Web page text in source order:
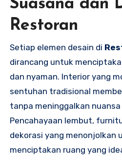
Suasana dan
Restoran
Setiap elemen desain di
dirancang untuk
dan nyaman. Interior yang
sentuhan tradisional
tanpa meninggalkan
Pencahayaan lembut,
dekorasi yang menonjolkan
menciptakan ruang yang